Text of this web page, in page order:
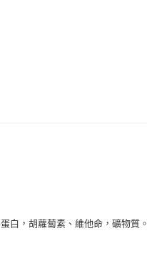
白，胡蘿蔔素、維他命，礦物質。